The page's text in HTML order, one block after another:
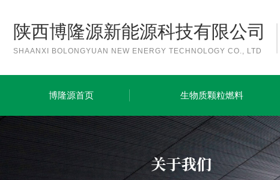
陕西博隆源新能源科技有限公司
SHAANXI BOLONGYUAN NEW ENERGY TECHNOLOGY CO., LTD
博隆源首页 生物质颗粒燃料